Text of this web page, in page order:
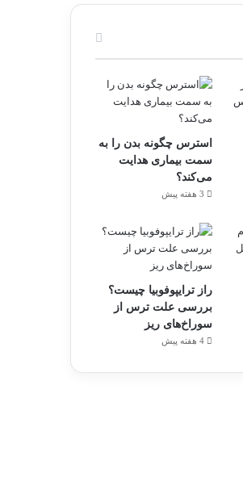
استرس چگونه بدن را به
سمت بیماری هدایت
می‌کند؟
3 هفته پیش
راز ترایپوفوبیا چیست؟
بررسی علت ترس از
سوراخ‌های ریز
4 هفته پیش